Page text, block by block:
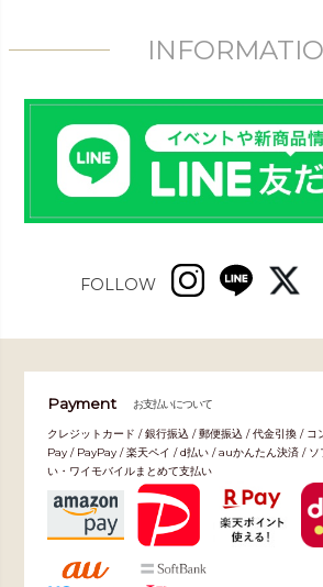
FOLLOW
Payment お支払いについて
クレジットカード / 銀行振込 / 郵便振込 / 代金引換 /
Pay / PayPay / 楽天ペイ / d払い / auかんたん決済 / ソ
い・ワイモバイルまとめて支払い